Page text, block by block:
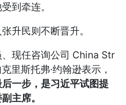
到牵连。
升民则不断晋升。
现任咨询公司 China Str
里斯托弗·约翰逊表示，
一步，是习近平试图提
主席。